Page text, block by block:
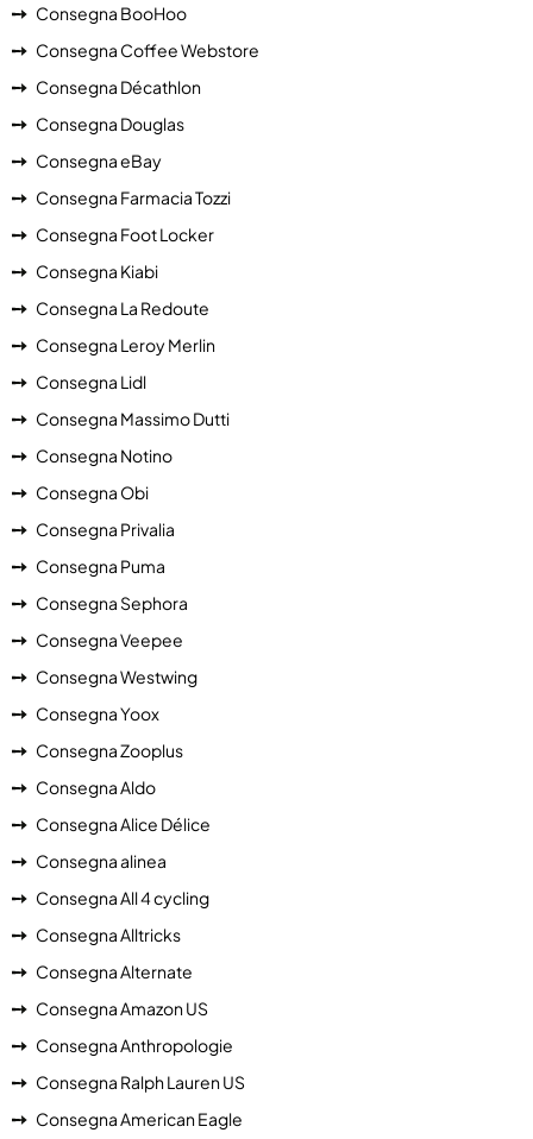
Consegna BooHoo
Consegna Coffee Webstore
Consegna Décathlon
Consegna Douglas
Consegna eBay
Consegna Farmacia Tozzi
Consegna Foot Locker
Consegna Kiabi
Consegna La Redoute
Consegna Leroy Merlin
Consegna Lidl
Consegna Massimo Dutti
Consegna Notino
Consegna Obi
Consegna Privalia
Consegna Puma
Consegna Sephora
Consegna Veepee
Consegna Westwing
Consegna Yoox
Consegna Zooplus
Consegna Aldo
Consegna Alice Délice
Consegna alinea
Consegna All 4 cycling
Consegna Alltricks
Consegna Alternate
Consegna Amazon US
Consegna Anthropologie
Consegna Ralph Lauren US
Consegna American Eagle